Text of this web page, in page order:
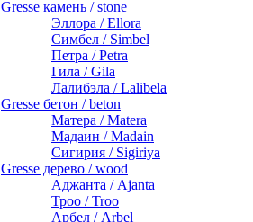
Gresse камень / stone
Эллора / Ellora
Симбел / Simbel
Петра / Petra
Гила / Gila
Лалибэла / Lalibela
Gresse бетон / beton
Матера / Matera
Мадаин / Madain
Сигирия / Sigiriya
Gresse дерево / wood
Аджанта / Ajanta
Троо / Troo
Арбел / Arbel